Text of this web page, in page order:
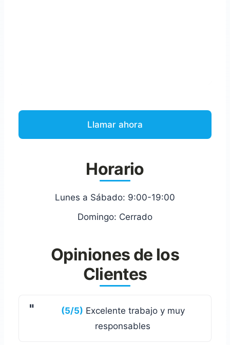
Llamar ahora
Horario
Lunes a Sábado: 9:00-19:00
Domingo: Cerrado
Opiniones de los
Clientes
(5/5) Excelente trabajo y muy
responsables